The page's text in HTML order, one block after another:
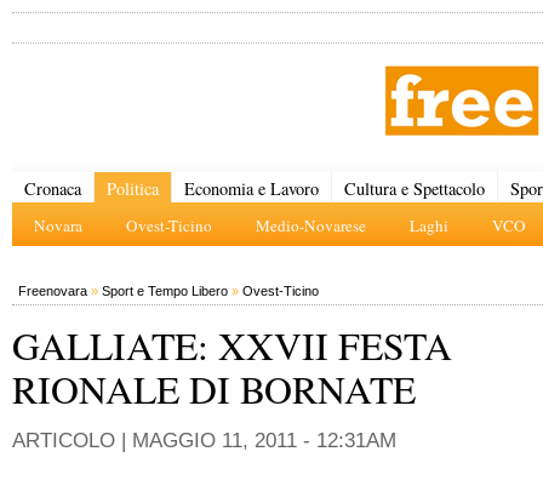
Cronaca Politica
Novara Ovest-Ticino Medio-Novarese Laghi VCO
Economia e Lavoro Cultura e Spettacolo
Freenovara » Sport e Tempo Libero » Ovest-Ticino
GALLIATE: XXVII FESTA
RIONALE DI BORNATE
ARTICOLO | MAGGIO 11, 2011 - 12:31AM